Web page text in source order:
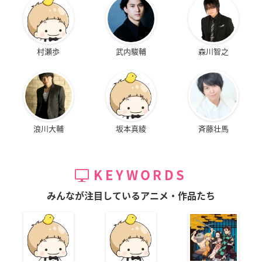
村瀬歩 武内駿輔 森川智之
浪川大輔 坂本真綾 斉藤壮馬
KEYWORDS
みんなが注目しているアニメ・作品たち